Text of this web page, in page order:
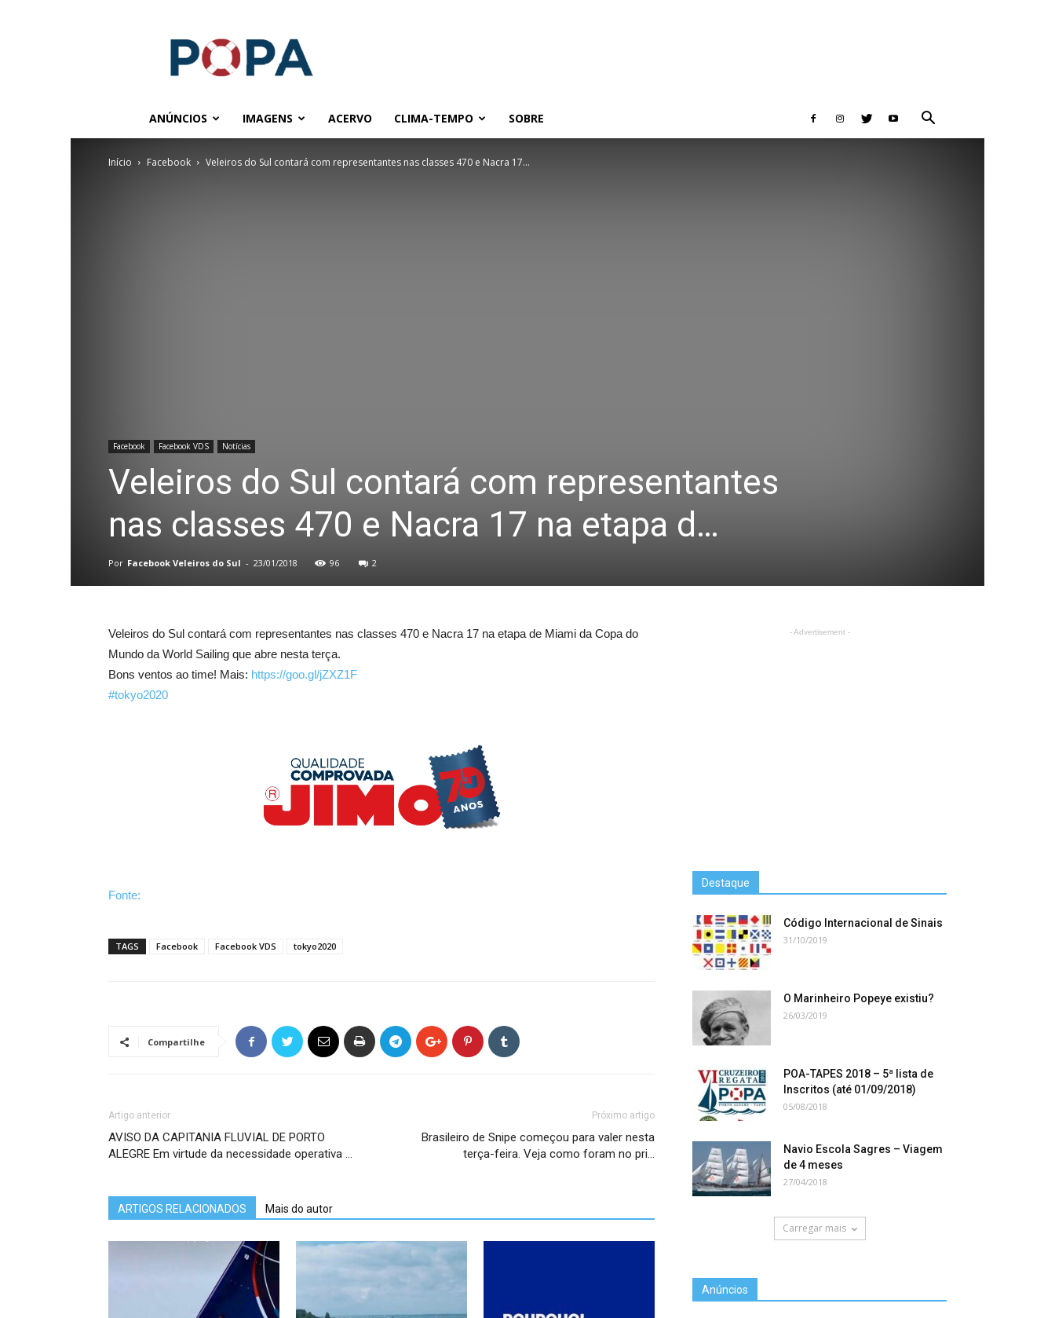
ANÚNCIOS IMAGENS ACERVO CLIMA-TEMPO SOBRE
Início Facebook Veleiros do Sul contará com representantes nas classes 470 e Nacra 17...
Facebook Facebook VDS Notícias
Veleiros do Sul contará com representantes
nas classes 470 e Nacra 17 na etapa d…
Por Facebook Veleiros do Sul - 23/01/2018 96 2
Veleiros do Sul contará com representantes nas classes 470 e Nacra 17 na etapa de Miami da Copa do
Mundo da World Sailing que abre nesta terça.
Bons ventos ao time! Mais: https://goo.gl/jZXZ1F
#tokyo2020
Fonte:
TAGS Facebook Facebook VDS tokyo2020
Compartilhe
Artigo anterior
AVISO DA CAPITANIA FLUVIAL DE PORTO
ALEGRE Em virtude da necessidade operativa …
Próximo artigo
Brasileiro de Snipe começou para valer nesta
terça-feira. Veja como foram no pri…
ARTIGOS RELACIONADOS Mais do autor
- Advertisement -
Destaque
Código Internacional de Sinais
31/10/2019
O Marinheiro Popeye existiu?
26/03/2019
POA-TAPES 2018 – 5ª lista de
Inscritos (até 01/09/2018)
05/08/2018
Navio Escola Sagres – Viagem
de 4 meses
27/04/2018
Carregar mais
Anúncios